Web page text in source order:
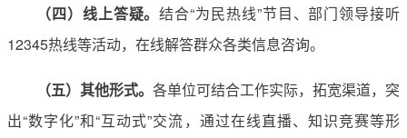
（四）线上答疑。结合“为民热线”节目、部门领导接听
12345热线等活动，在线解答群众各类信息咨询。
（五）其他形式。 各单位可结合工作实际，拓宽渠道，突
出“数字化”和“互动式”交流，通过在线直播、知识竞赛等形